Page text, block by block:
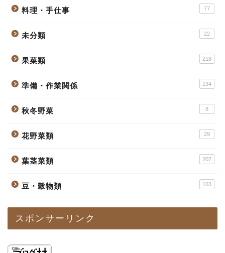
料理・手仕事 77
未分類 22
果菜類 218
準備・作業関係 134
秋冬野菜 8
花野菜類 29
葉茎菜類 207
豆・穀物類 103
スポンサーリンク